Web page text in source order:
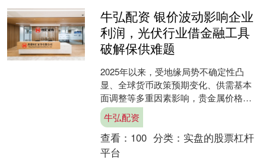
牛弘配资 银价波动影响企业
利润，光伏行业借金融工具
破解保供难题
2025年以来，受地缘局势不确定性凸
显、全球货币政策预期变化、供需基本
面调整等多重因素影响，贵金属价格剧
烈波动。其中，白银价格波动率创历史
新高，对众多工业用银企....
牛弘配资
查看： 100 分类： 实盘的股票杠杆
平台